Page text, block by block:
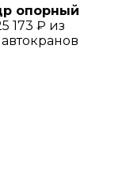
опорный
173 ₽ из